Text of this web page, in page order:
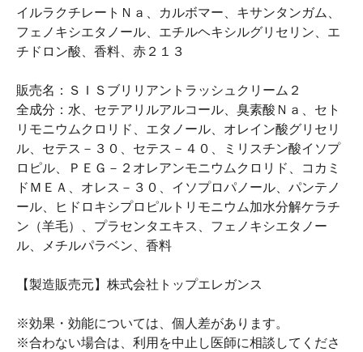
イルラクチレートＮａ、カルボマー、キサンタンガム、
フェノキシエタノール、エチルヘキシルグリセリン、エ
チドロン酸、香料、赤２１３
販売名：ＳＩＳブリリアントラッシュクリーム２
全成分：水、セテアリルアルコール、臭素酸Ｎａ、セト
リモニウムクロリド、エタノール、オレイン酸グリセリ
ル、セテス－３０、セテス－４０、ミリスチン酸イソプ
ロピル、ＰＥＧ－２オレアンモニウムクロリド、コカミ
ドＭＥＡ、オレス－３０、イソプロパノール、パンテノ
ール、ヒドロキシプロピルトリモニウム加水分解ケラチ
ン（羊毛）、プラセンタエキス、フェノキシエタノー
ル、メチルパラベン、香料
【製造販売元】株式会社トップエレガンス
※効果・効能については、個人差があります。
※合わない場合は、利用を中止し医師に相談してくださ